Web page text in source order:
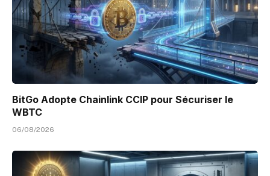
BitGo Adopte Chainlink CCIP pour Sécuriser le
WBTC
06/08/2026